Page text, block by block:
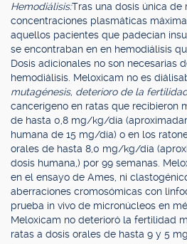
Hemodiálisis:Tras una dosis única de
concentraciones plasmáticas
aquellos pacientes que padecían
se encontraban en en hemodiálisis
Dosis adicionales no son necesarias
hemodiálisis. Meloxicam no es
mutagénesis, deterioro de la
cancerígeno en ratas que recibieron
de hasta 0,8 mg/kg/día
humana de 15 mg/día) o en los
orales de hasta 8,0 mg/kg/día
dosis humana,) por 99 semanas.
en el ensayo de Ames, ni
aberraciones cromosómicas con
prueba in vivo de micronúcleos en
Meloxicam no deterioró la fertilidad
ratas a dosis orales de hasta 9 y 5